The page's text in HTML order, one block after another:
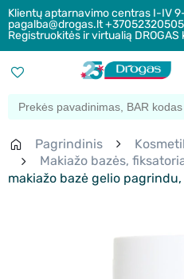
Klientų aptarnavimo centras I-IV
pagalba@drogas.lt
Registruokitės ir virtualią
Pagrindinis
Makiažo bazės,
makiažo bazė gelio pagrindu,